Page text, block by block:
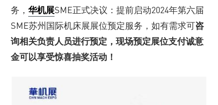
务， 华机展SME正式决议：提前启动2024年第六届
SME苏州国际机床展展位预定服务，如有需求可咨
询相关负责人员进行预定，现场预定展位支付诚意
金可以享受惊喜抽奖活动！